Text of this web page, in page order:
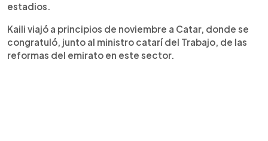
estadios.
Kaili viajó a principios de noviembre a Catar, donde se
congratuló, junto al ministro catarí del Trabajo, de las
reformas del emirato en este sector.